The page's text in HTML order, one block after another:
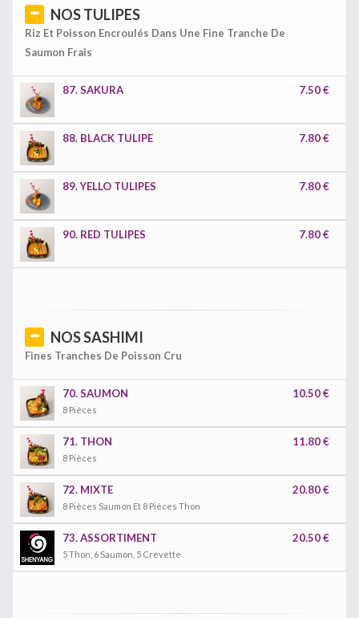
NOS TULIPES
Riz Et Poisson Encroulés Dans Une Fine Tranche De
Saumon Frais
87. SAKURA 7.50 €
88. BLACK TULIPE 7.80 €
89. YELLO TULIPES 7.80 €
90. RED TULIPES 7.80 €
NOS SASHIMI
Fines Tranches De Poisson Cru
70. SAUMON
8 Pièces
10.50 €
71. THON
8 Pièces
11.80 €
72. MIXTE
8 Pièces Saumon Et 8 Pièces Thon
20.80 €
73. ASSORTIMENT
5 Thon, 6 Saumon, 5 Crevette
20.50 €